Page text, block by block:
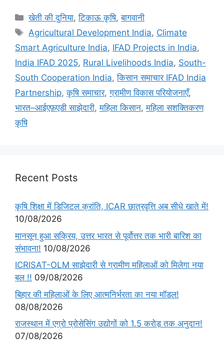
खेती की दुनिया,टिकाऊ कृषि,बागवानी
Agricultural Development India, Climate
Smart Agriculture India, IFAD Projects in India,
India IFAD 2025, Rural Livelihoods India, South-
South Cooperation India,किसान समाचार IFAD India
Partnership,कृषि समाचार,ग्रामीण विकास परियोजनाएँ,
भारत–आईएफ़एडी साझेदारी,महिला किसान,महिला सशक्तिकरण
कृषि
Recent Posts
कृषि शिक्षा में डिजिटल क्रांति, ICAR छात्रवृत्ति अब सीधे खाते में!
10/08/2026
मानसून हुआ सक्रिय, उत्तर भारत से पूर्वोत्तर तक भारी बारिश का
संभावना! 10/08/2026
ICRISAT-OLM साझेदारी से ग्रामीण महिलाओं को मिलेगा नया
बल !! 09/08/2026
बिहार की महिलाओं के लिए आत्मनिर्भरता का नया मॉडल!
08/08/2026
राजस्थान में एग्रो प्रोसेसिंग उद्योगों को 1.5 करोड़ तक अनुदान!
07/08/2026